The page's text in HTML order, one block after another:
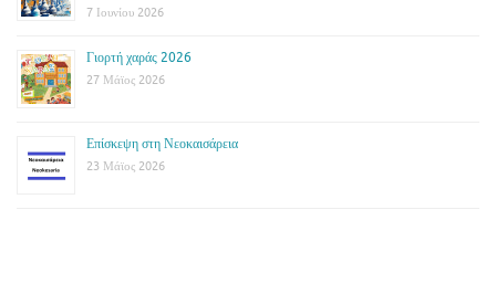
7 Ιουνίου 2026
Γιορτή χαράς 2026
27 Μάϊος 2026
Επίσκεψη στη Νεοκαισάρεια
23 Μάϊος 2026